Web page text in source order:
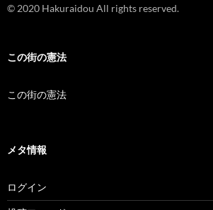
© 2020 Hakuraidou All rights reserved.
この街の憲法
この街の憲法
メタ情報
ログイン